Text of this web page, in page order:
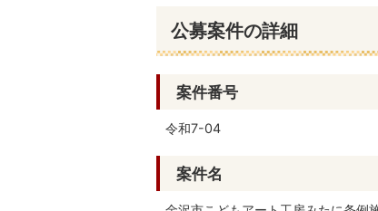
公募案件の詳細
案件番号
令和7-04
案件名